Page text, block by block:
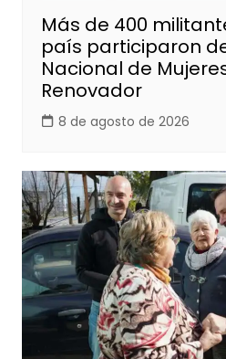
Más de 400
país participaron
Nacional de
Renovador
8 de agosto de 2026